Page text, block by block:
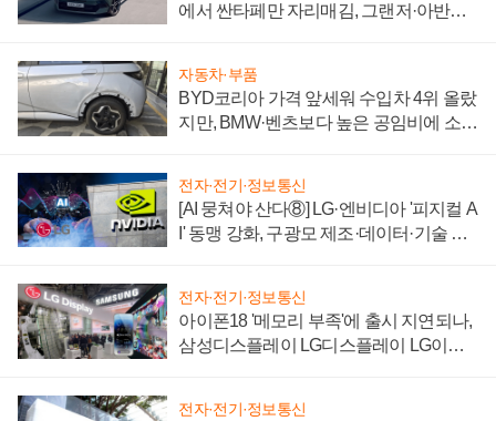
에서 싼타페만 자리매김, 그랜저·아반떼
자동차·부품
BYD코리아 가격 앞세워 수입차 4위 올랐
지만, BMW·벤츠보다 높은 공임비에 소비
전자·전기·정보통신
[AI 뭉쳐야 산다⑧] LG·엔비디아 '피지컬 A
I' 동맹 강화, 구광모 제조·데이터·기술 결
전자·전기·정보통신
아이폰18 '메모리 부족'에 출시 지연되나,
삼성디스플레이 LG디스플레이 LG이노
전자·전기·정보통신